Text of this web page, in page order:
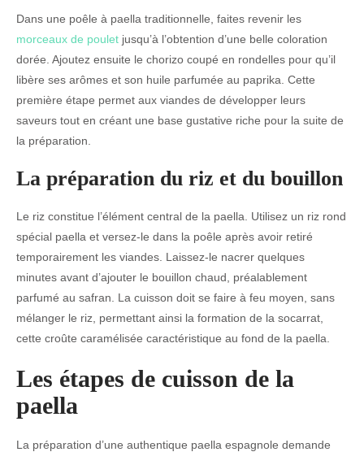
Dans une poêle à paella traditionnelle, faites revenir les
morceaux de poulet jusqu’à l’obtention d’une belle coloration
dorée. Ajoutez ensuite le chorizo coupé en rondelles pour qu’il
libère ses arômes et son huile parfumée au paprika. Cette
première étape permet aux viandes de développer leurs
saveurs tout en créant une base gustative riche pour la suite de
la préparation.
La préparation du riz et du bouillon
Le riz constitue l’élément central de la paella. Utilisez un riz rond
spécial paella et versez-le dans la poêle après avoir retiré
temporairement les viandes. Laissez-le nacrer quelques
minutes avant d’ajouter le bouillon chaud, préalablement
parfumé au safran. La cuisson doit se faire à feu moyen, sans
mélanger le riz, permettant ainsi la formation de la socarrat,
cette croûte caramélisée caractéristique au fond de la paella.
Les étapes de cuisson de la
paella
La préparation d’une authentique paella espagnole demande